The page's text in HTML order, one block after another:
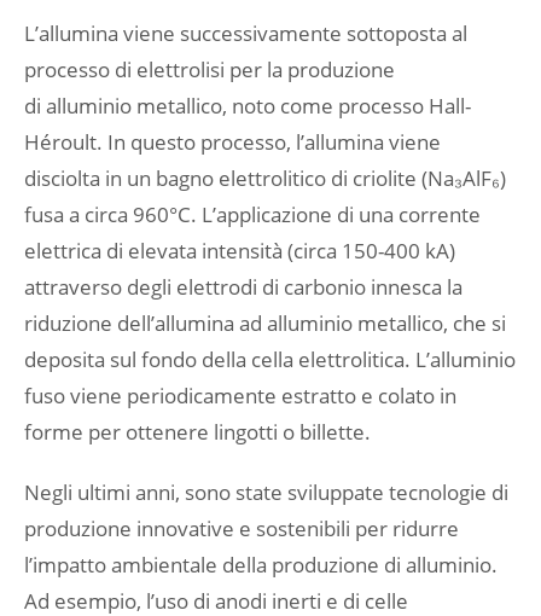
L’allumina viene successivamente sottoposta al
processo di elettrolisi per la produzione
di alluminio metallico, noto come processo Hall-
Héroult. In questo processo, l’allumina viene
disciolta in un bagno elettrolitico di criolite (Na₃AlF₆)
fusa a circa 960°C. L’applicazione di una corrente
elettrica di elevata intensità (circa 150-400 kA)
attraverso degli elettrodi di carbonio innesca la
riduzione dell’allumina ad alluminio metallico, che si
deposita sul fondo della cella elettrolitica. L’alluminio
fuso viene periodicamente estratto e colato in
forme per ottenere lingotti o billette.
Negli ultimi anni, sono state sviluppate tecnologie di
produzione innovative e sostenibili per ridurre
l’impatto ambientale della produzione di alluminio.
Ad esempio, l’uso di anodi inerti e di celle